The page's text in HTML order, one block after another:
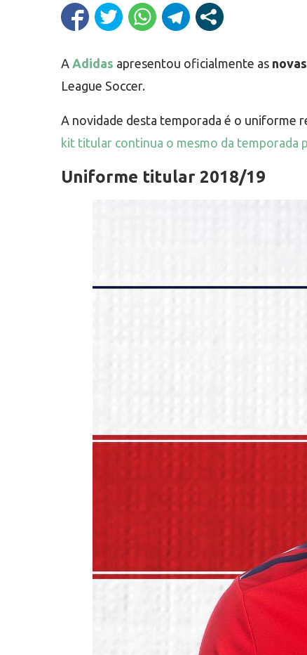
A Adidas apresentou oficialmente as
League Soccer.
A novidade desta temporada é o uniforme
kit titular continua o mesmo da temporada
Uniforme titular 2018/19